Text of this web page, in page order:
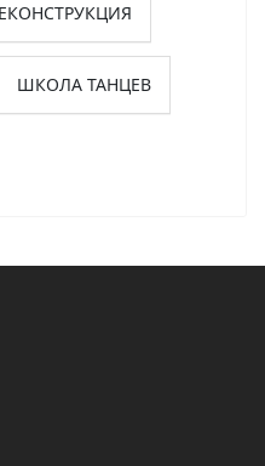
ШКОЛА ТАНЦЕВ